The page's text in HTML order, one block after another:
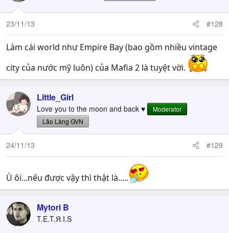
23/11/13 #128
Làm cái world như Empire Bay (bao gồm nhiều vintage
city của nước mỹ luôn) của Mafia 2 là tuyệt vời.
Little_Girl
Love you to the moon and back ♥
Moderator
Lão Làng GVN
24/11/13 #129
Ù ôi...nếu được vậy thì thật là.....
Mytori B
T.E.T.Я.I.S